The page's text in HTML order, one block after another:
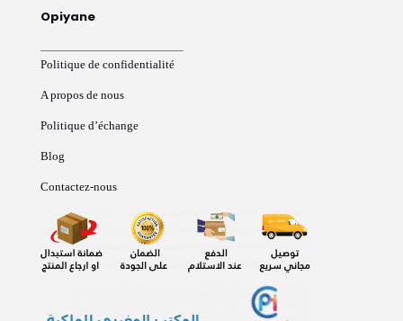
Opiyane
Politique de confidentialité
A propos de nous
Politique d’échange
Blog
Contactez-nous